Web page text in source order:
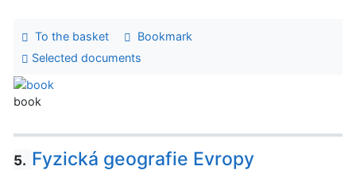
To the basket
Bookmark
Selected documents
book
5. Fyzická geografie Evropy